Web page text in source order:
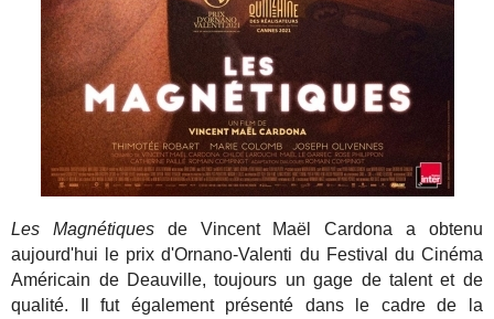
Les Magnétiquesde Vincent Maël Cardona a obtenu
aujourd'hui le prix d'Ornano-Valenti du Festival du Cinéma
Américain de Deauville, toujours un gage de talent et de
qualité. Il fut également présenté dans le cadre de la